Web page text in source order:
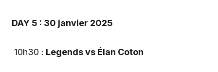
DAY 5 : 30 janvier 2025
10h30 : Legends vs Élan Coton